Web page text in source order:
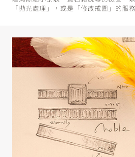
「拋光處理」，或是「修改戒圍」的服